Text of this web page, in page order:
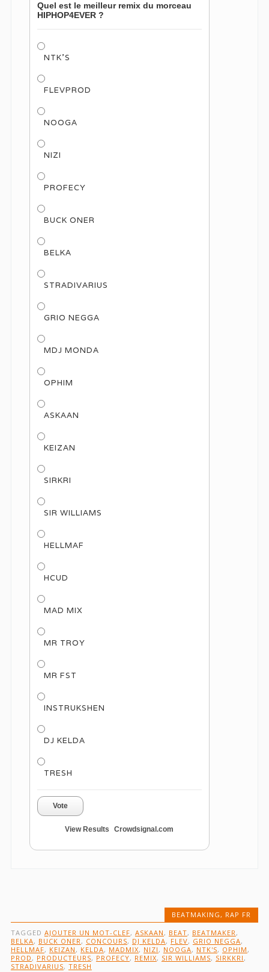
Quel est le meilleur remix du morceau
HIPHOP4EVER ?
NTK'S
FLEVPROD
NOOGA
NIZI
PROFECY
BUCK ONER
BELKA
STRADIVARIUS
GRIO NEGGA
MDJ MONDA
OPHIM
ASKAAN
KEIZAN
SIRKRI
SIR WILLIAMS
HELLMAF
HCUD
MAD MIX
MR TROY
MR FST
INSTRUKSHEN
DJ KELDA
TRESH
Vote
View Results Crowdsignal.com
BEATMAKING, RAP FR
TAGGED AJOUTER UN MOT-CLEF, ASKAAN , BEAT, BEATMAKER,
BELKA, BUCK ONER, CONCOURS, DJ KELDA, FLEV, GRIO NEGGA,
HELLMAF, KEIZAN , KELDA, MADMIX, NIZI , NOOGA, NTK'S, OPHIM ,
PROD , PRODUCTEURS, PROFECY, REMIX, SIR WILLIAMS, SIRKKRI ,
STRADIVARIUS, TRESH